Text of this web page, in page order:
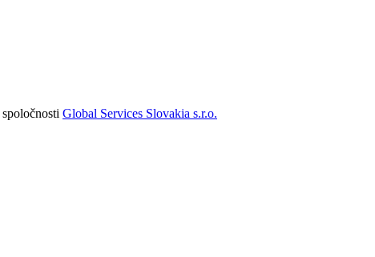
spoločnosti Global Services Slovakia s.r.o.